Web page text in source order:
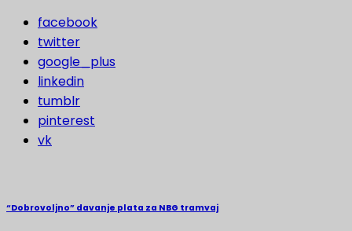
facebook
twitter
google_plus
linkedin
tumblr
pinterest
vk
“Dobrovoljno” davanje plata za NBG tramvaj